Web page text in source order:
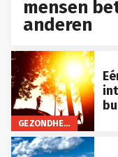
mensen
anderen
GEZONDHEID